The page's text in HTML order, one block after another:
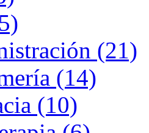
(21)
(14)
(10)